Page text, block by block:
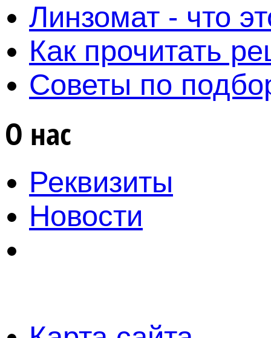
Линзомат - что
Как прочитать
Советы по
О нас
Реквизиты
Новости